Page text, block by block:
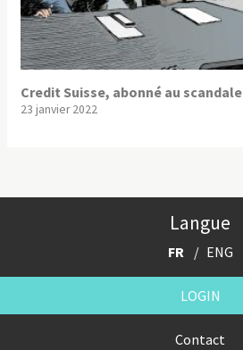
Credit Suisse, abonné au scandale
23 janvier 2022
Langue
FR ENG
LOGIN
Contact